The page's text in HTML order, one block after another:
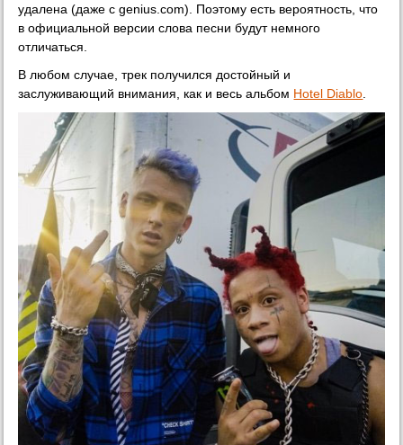
удалена (даже с genius.com). Поэтому есть вероятность, что
в официальной версии слова песни будут немного
отличаться.
В любом случае, трек получился достойный и
заслуживающий внимания, как и весь альбом Hotel Diablo